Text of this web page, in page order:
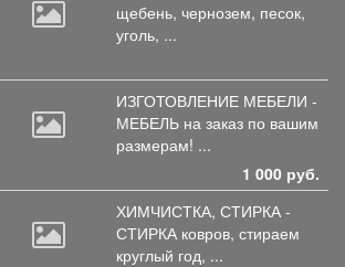
щебень, чернозем, песок,
уголь, ...
ИЗГОТОВЛЕНИЕ МЕБЕЛИ -
МЕБЕЛЬ на заказ по вашим
размерам! ...
1 000 руб.
ХИМЧИСТКА, СТИРКА -
СТИРКА ковров, стираем
круглый год, ...